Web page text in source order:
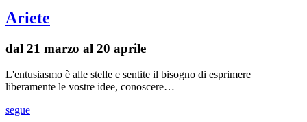
Ariete
dal 21 marzo al 20 aprile
L'entusiasmo è alle stelle e sentite il bisogno di esprimere
liberamente le vostre idee, conoscere…
segue